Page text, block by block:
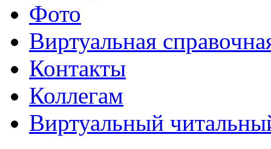
Фото
Виртуальная
Контакты
Коллегам
Виртуальный